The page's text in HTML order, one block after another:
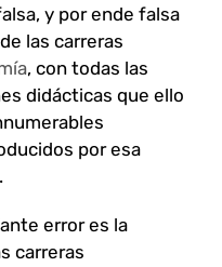
y por ende falsa
las carreras
, con todas las
didácticas que ello
por esa
.
error es la
carreras